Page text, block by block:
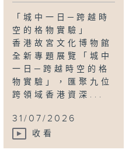
「城中一日─跨越時
空的格物實驗」
香港故宮文化博物館
全新專題展覽「城中
一日─跨越時空的格
物實驗」，匯聚九位
跨領域香港資深...
31/07/2026
收看